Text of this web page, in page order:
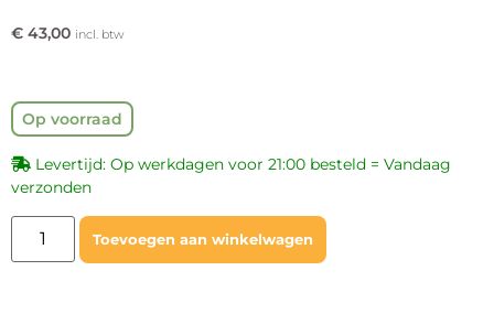
€ 43,00 incl. btw
Op voorraad
Levertijd: Op werkdagen voor 21:00 besteld = Vandaag
verzonden
Toevoegen aan winkelwagen